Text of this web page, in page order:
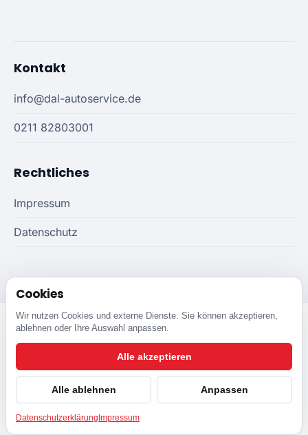
Kontakt
info@dal-autoservice.de
0211 82803001
Rechtliches
Impressum
Datenschutz
DAL Autoservice GmbH Impressum
Cookies
Wir nutzen Cookies und externe Dienste. Sie können akzeptieren,
ablehnen oder Ihre Auswahl anpassen.
Alle akzeptieren
Alle ablehnen Anpassen
Datenschutzerklärung Impressum